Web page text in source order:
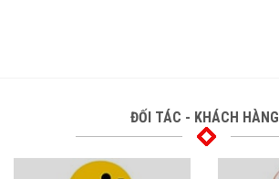
ĐỐI TÁC - KHÁCH HÀNG